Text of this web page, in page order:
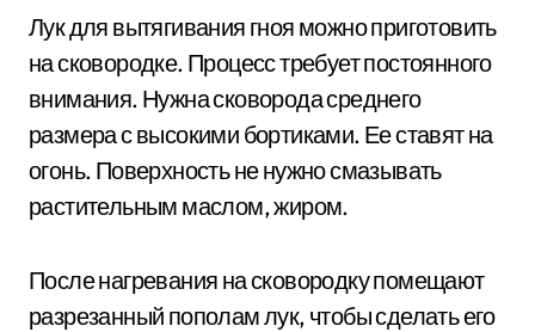
Лук для вытягивания гноя можно приготовить
на сковородке. Процесс требует постоянного
внимания. Нужна сковорода среднего
размера с высокими бортиками. Ее ставят на
огонь. Поверхность не нужно смазывать
растительным маслом, жиром.
После нагревания на сковородку помещают
разрезанный пополам лук, чтобы сделать его